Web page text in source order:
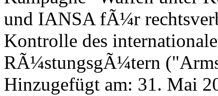
und IANSA fÃ¼r
Kontrolle des
RÃ¼stungsgÃ¼tern
Hinzugefügt am: 31. Mai